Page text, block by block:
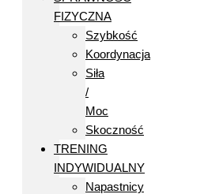
FIZYCZNA
Szybkość
Koordynacja
Siła
/
Moc
Skoczność
TRENING
INDYWIDUALNY
Napastnicy